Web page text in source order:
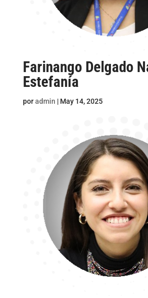
Farinango Delgado
Estefanía
poradmin | May 14, 2025